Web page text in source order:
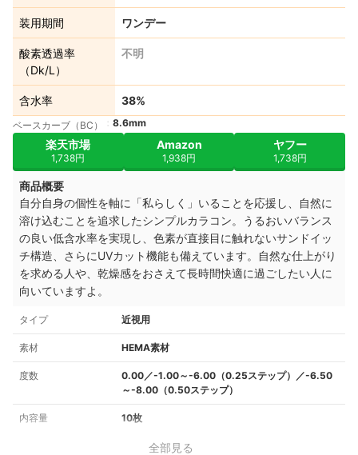
装用期間 ワンデー
酸素透過率
（Dk/L）
不明
含水率 38%
ベースカーブ（BC） 8.6mm
楽天市場
1,738円
Amazon
1,938円
ヤフー
1,738円
商品概要
自分自身の個性を軸に「私らしく」いることを応援し、自然に
溶け込むことを追求したシンプルカラコン。うるおいバランス
の良い低含水率を実現し、色素が直接目に触れないサンドイッ
チ構造、さらにUVカット機能も備えています。自然な仕上がり
を求める人や、乾燥感をおさえて長時間快適に過ごしたい人に
向いていますよ。
タイプ 近視用
素材 HEMA素材
度数
0.00／-1.00～-6.00（0.25ステップ）／-6.50
～-8.00（0.50ステップ）
内容量 10枚
全部見る